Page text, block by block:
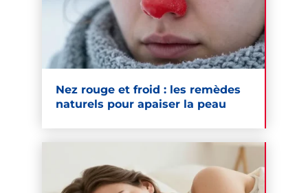
Nez rouge et froid : les remèdes
naturels pour apaiser la peau